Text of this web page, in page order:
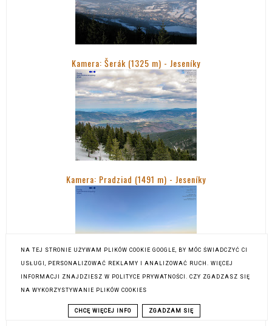
Kamera: Šerák (1325 m) - Jeseníky
Kamera: Pradziad (1491 m) - Jeseníky
NA TEJ STRONIE UŻYWAM PLIKÓW COOKIE GOOGLE, BY MÓC ŚWIADCZYĆ CI
USŁUGI, PERSONALIZOWAĆ REKLAMY I ANALIZOWAĆ RUCH. WIĘCEJ
INFORMACJI ZNAJDZIESZ W POLITYCE PRYWATNOŚCI. CZY ZGADZASZ SIĘ
NA WYKORZYSTYWANIE PLIKÓW COOKIES
CHCĘ WIĘCEJ INFO ZGADZAM SIĘ